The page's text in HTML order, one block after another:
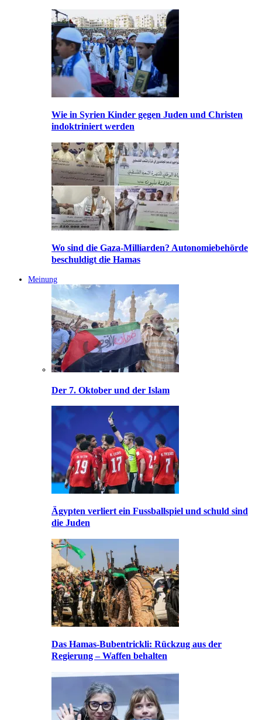
Wie in Syrien Kinder gegen Juden und Christen
indoktriniert werden
Wo sind die Gaza-Milliarden? Autonomiebehörde
beschuldigt die Hamas
Meinung
Der 7. Oktober und der Islam
Ägypten verliert ein Fussballspiel und schuld sind
die Juden
Das Hamas-Bubentrickli: Rückzug aus der
Regierung – Waffen behalten